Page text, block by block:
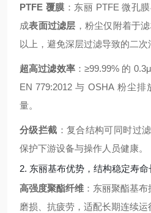
PTFE 覆膜 ：东丽 PTFE 微孔
成表面过滤层 ，粉尘仅附着于
以上，避免深层过滤导致的二次
超高过滤效率：≥99.99% 的
EN 779:2012 与 OSHA 粉尘
量。
分级拦截 ：复合结构可同时过
保护下游设备与操作人员健康。
2. 东丽基布优势，结构稳定寿命
高强度聚酯纤维 ：东丽聚酯基
磨损、抗疲劳，适配长期连续运